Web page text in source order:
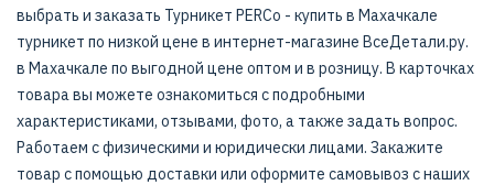
выбрать и заказать Турникет PERCo - купить в Махачкале
турникет по низкой цене в интернет-магазине ВсеДетали.ру.
в Махачкале по выгодной цене оптом и в розницу. В карточках
товара вы можете ознакомиться с подробными
характеристиками, отзывами, фото, а также задать вопрос.
Работаем с физическими и юридически лицами. Закажите
товар с помощью доставки или оформите самовывоз с наших